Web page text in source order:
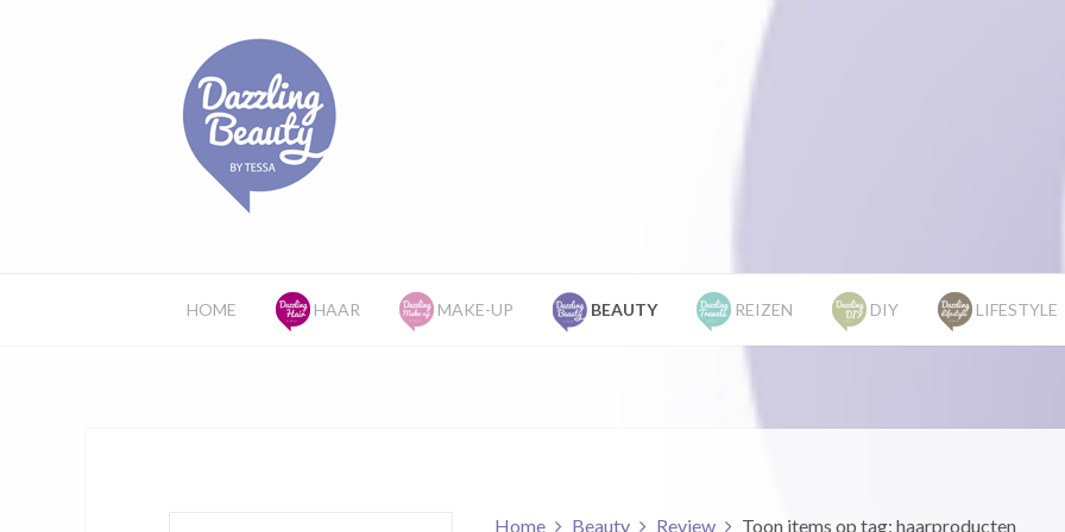
HOME HAAR MAKE-UP BEAUTY REIZEN DIY LIFESTYLE
Home Beauty Review Toon items op tag: haarproducten